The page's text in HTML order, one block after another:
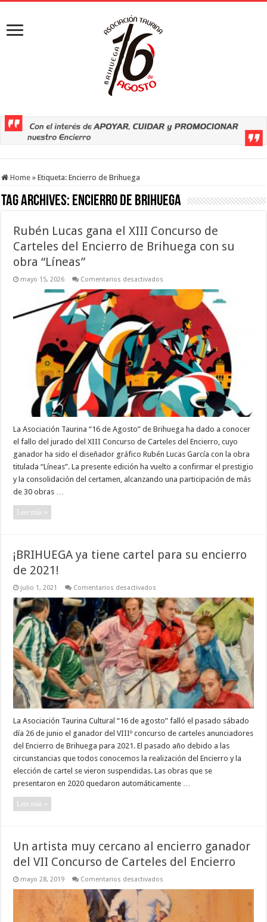
Home » Etiqueta:Encierro de Brihuega
Tag Archives: Encierro de Brihuega
Rubén Lucas gana el XIII Concurso de
Carteles del Encierro de Brihuega con su
obra “Líneas”
mayo 15, 2026 Comentarios desactivados
Lucas
gana
Concurso
de
Carteles
del
Encierro
de
Brihuega
con
su
obra
“Líneas”
La Asociación Taurina “16 de Agosto” de Brihuega ha dado a conocer
el fallo del jurado del XIII Concurso de Carteles del Encierro, cuyo
ganador ha sido el diseñador gráfico Rubén Lucas García con la obra
titulada “Líneas”. La presente edición ha vuelto a confirmar el prestigio
y la consolidación del certamen, alcanzando una participación de más
de 30 obras …
Leer más »
¡BRIHUEGA ya tiene cartel para su encierro
de 2021!
julio 1, 2021 Comentarios desactivados
ya
tiene
cartel
para
su
encierro
de
2021!
La Asociación Taurina Cultural “16 de agosto” falló el pasado sábado
día 26 de junio el ganador del VIIIº concurso de carteles anunciadores
del Encierro de Brihuega para 2021. El pasado año debido a las
circunstancias que todos conocemos la realización del Encierro y la
elección de cartel se vieron suspendidas. Las obras que se
presentaron en 2020 quedaron automáticamente …
Leer más »
Un artista muy cercano al encierro ganador
del VII Concurso de Carteles del Encierro
mayo 28, 2019 Comentarios desactivados
artista
muy
cercano
al